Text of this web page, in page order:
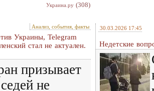
Украина.ру (308)
Анализ, события, факты
Украины, Telegram
стал не актуален.
призывает
не
30.03.2026 17:45
Недетские